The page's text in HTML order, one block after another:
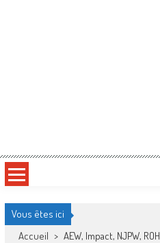
Vous êtes ici
Accueil > AEW, Impact, NJPW, ROH